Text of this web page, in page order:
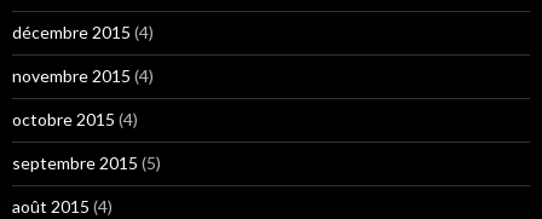
décembre 2015 (4)
novembre 2015 (4)
octobre 2015 (4)
septembre 2015 (5)
août 2015 (4)